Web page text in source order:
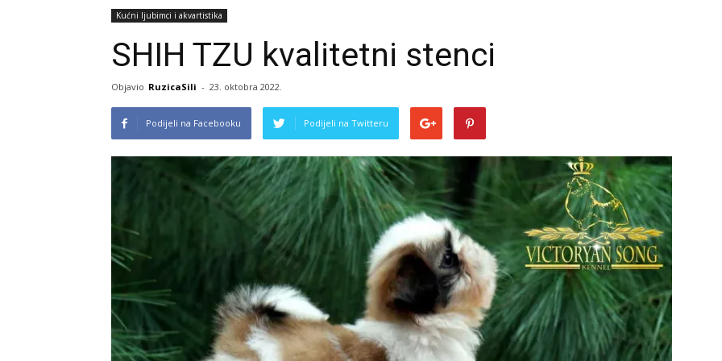
Kućni ljubimci i akvartistika
SHIH TZU kvalitetni stenci
Objavio RuzicaSili - 23. oktobra 2022.
Podijeli na Facebooku Podijeli na Twitteru